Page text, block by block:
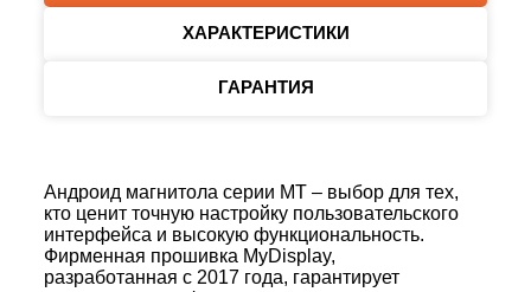
ХАРАКТЕРИСТИКИ
ГАРАНТИЯ
Андроид магнитола серии MT – выбор для тех,
кто ценит точную настройку пользовательского
интерфейса и высокую функциональность.
Фирменная прошивка MyDisplay,
разработанная с 2017 года, гарантирует